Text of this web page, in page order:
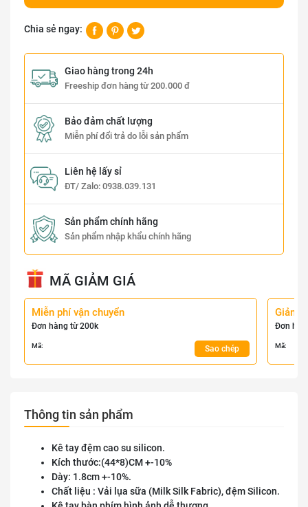
Chia sẻ ngay:
Giao hàng trong 24h
Freeship đơn hàng từ 200.000 đ
Bảo đảm chất lượng
Miễn phí đổi trả do lỗi sản phẩm
Liên hệ lấy sỉ
ĐT/ Zalo: 0938.039.131
Sản phẩm chính hãng
Sản phẩm nhập khẩu chính hãng
MÃ GIẢM GIÁ
Miễn phí vận chuyển
Đơn hàng từ 200k
Mã: Sao chép
Giảm
Đơn
Mã:
Thông tin sản phẩm
Kê tay đệm cao su silicon.
Kích thước:(44*8)CM +-10%
Dày: 1.8cm +-10%.
Chất liệu : Vải lụa sữa (Milk Silk Fabric), đệm Silicon.